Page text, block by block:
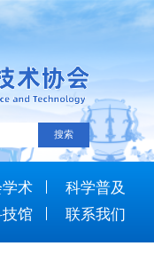
术
科学普及
馆 联系我们